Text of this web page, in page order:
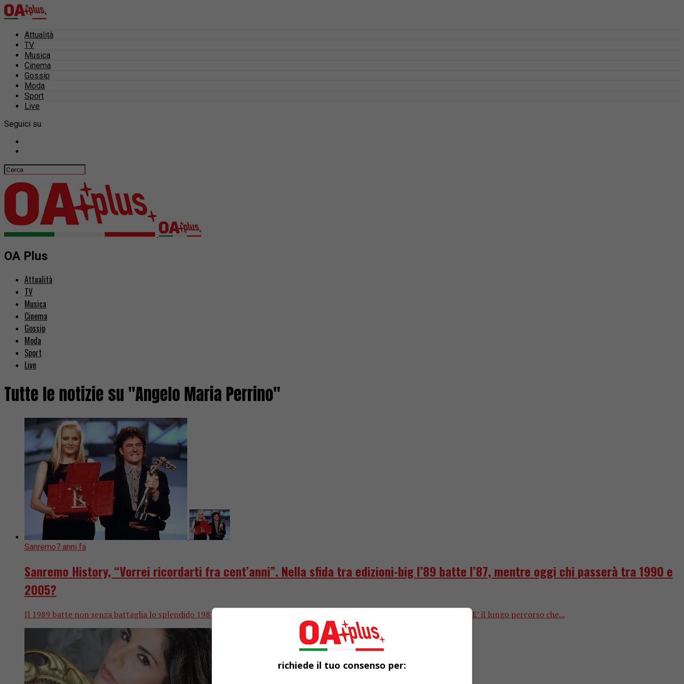
Attualità
TV
Musica
Cinema
Gossip
Moda
Sport
Live
Seguici su
OA Plus
Attualità
TV
Musica
Cinema
Gossip
Moda
Sport
Live
Tutte le notizie su "Angelo Maria Perrino"
Sanremo7 anni fa
Sanremo History, “Vorrei ricordarti fra cent’anni”. Nella sfida tra edizioni-big l’89 batte l’87, mentre oggi chi passerà tra 1990 e
2005?
Il 1989 batte non senza battaglia lo splendido 1987, mentre nella sfida di oggi il ’90 appare nettamente favorito sul 2005 E’ il lungo percorso che...
richiede il tuo consenso per: